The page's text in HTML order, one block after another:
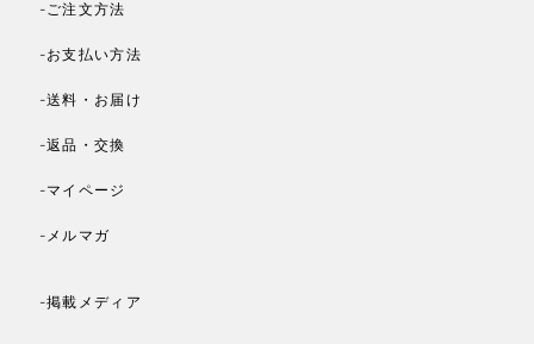
-ご注文方法
-お支払い方法
-送料・お届け
-返品・交換
-マイページ
-メルマガ
-掲載メディア